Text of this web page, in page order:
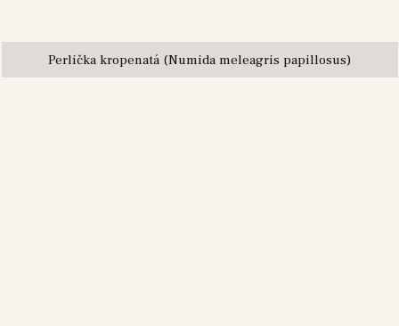
Perlička kropenatá (Numida meleagris papillosus)